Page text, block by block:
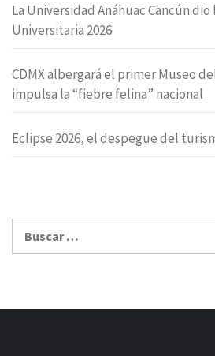
La Universidad Anáhuac Cancún
Universitaria 2026
CDMX albergará el primer Museo
impulsa la “fiebre felina” nacional
Eclipse 2026, el despegue del